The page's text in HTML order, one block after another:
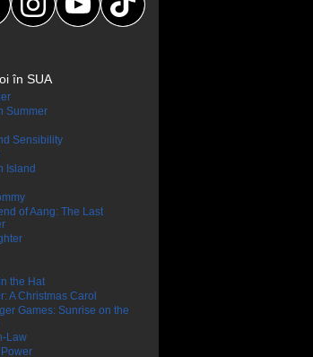
în SUA
Summer
Sensibility
Island
of Aang: The Last
the Hat
A Christmas Carol
Games: Sunrise on the
Law